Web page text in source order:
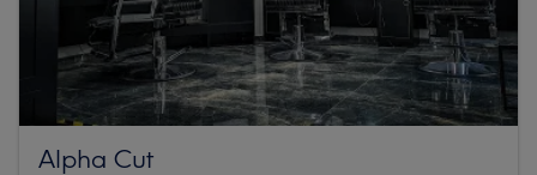
Alpha Cut